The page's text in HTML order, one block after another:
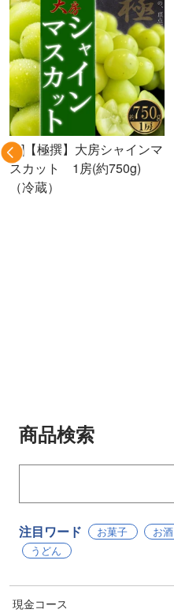
商品検索
注目ワード お菓子 お酒
うどん
現金コース
[B]【極撰】大房シャインマ
スカット 1房(約750g)
（冷蔵）